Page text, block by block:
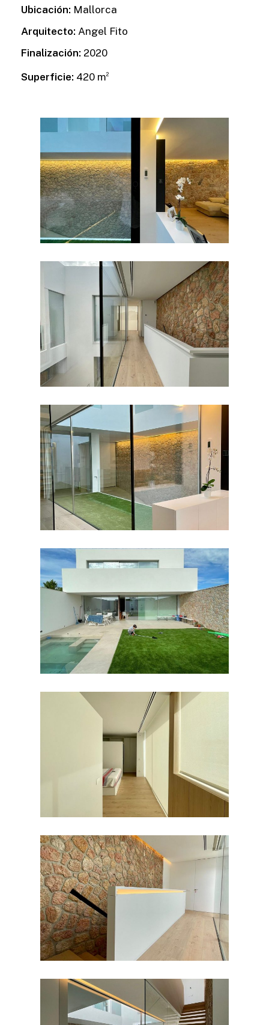
Ubicación: Mallorca
Arquitecto: Angel Fito
Finalización: 2020
Superficie: 420 m2